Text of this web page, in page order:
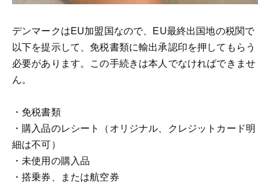
デンマークはEU加盟国なので、EU最終出国地の税関で
以下を提示して、免税書類に輸出承認印を押してもらう
必要があります。この手続きは本人でなければできませ
ん。
・免税書類
・購入品のレシート（オリジナル、クレジットカード明
細は不可）
・未使用の購入品
・搭乗券、または航空券